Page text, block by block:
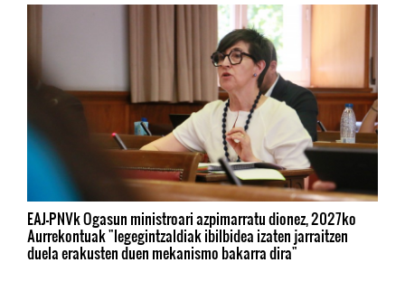
EAJ-PNVk Ogasun ministroari azpimarratu dionez, 2027ko
Aurrekontuak "legegintzaldiak ibilbidea izaten jarraitzen
duela erakusten duen mekanismo bakarra dira"